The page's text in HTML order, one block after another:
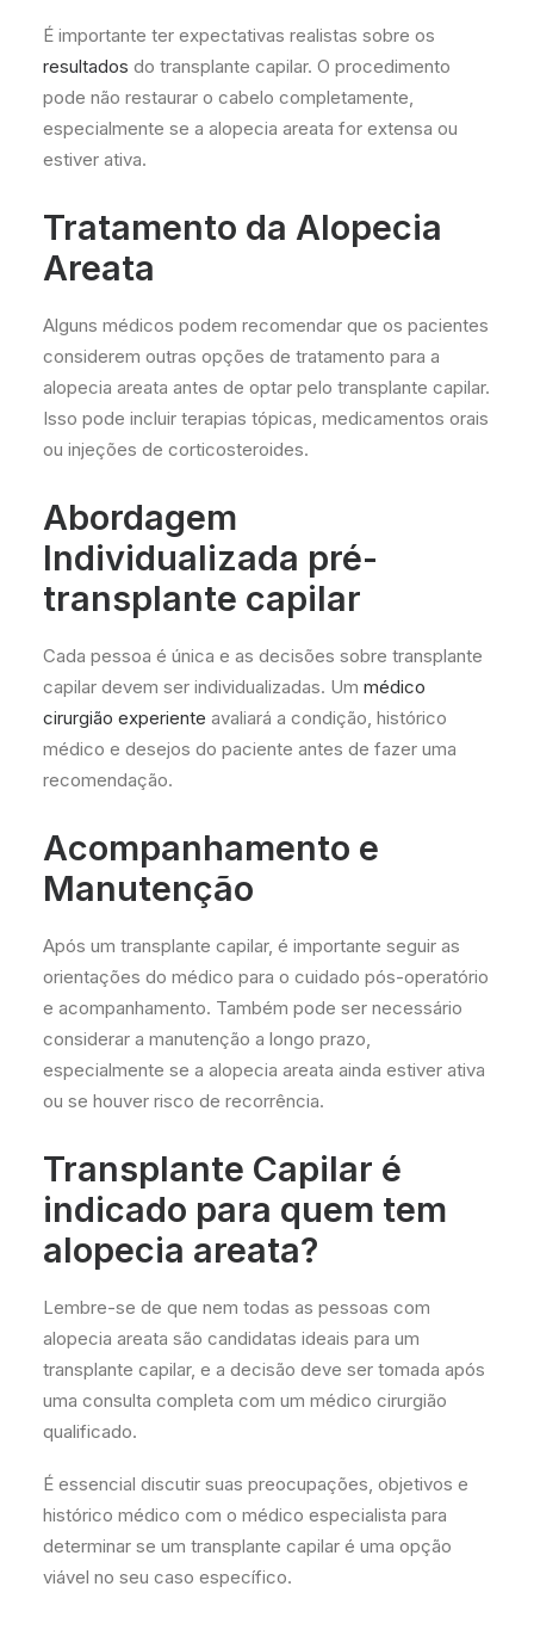
É importante ter expectativas realistas sobre os
resultados do transplante capilar. O procedimento
pode não restaurar o cabelo completamente,
especialmente se a alopecia areata for extensa ou
estiver ativa.
Tratamento da Alopecia
Areata
Alguns médicos podem recomendar que os pacientes
considerem outras opções de tratamento para a
alopecia areata antes de optar pelo transplante capilar.
Isso pode incluir terapias tópicas, medicamentos orais
ou injeções de corticosteroides.
Abordagem
Individualizada pré-
transplante capilar
Cada pessoa é única e as decisões sobre transplante
capilar devem ser individualizadas. Um médico
cirurgião experiente avaliará a condição, histórico
médico e desejos do paciente antes de fazer uma
recomendação.
Acompanhamento e
Manutenção
Após um transplante capilar, é importante seguir as
orientações do médico para o cuidado pós-operatório
e acompanhamento. Também pode ser necessário
considerar a manutenção a longo prazo,
especialmente se a alopecia areata ainda estiver ativa
ou se houver risco de recorrência.
Transplante Capilar é
indicado para quem tem
alopecia areata?
Lembre-se de que nem todas as pessoas com
alopecia areata são candidatas ideais para um
transplante capilar, e a decisão deve ser tomada após
uma consulta completa com um médico cirurgião
qualificado.
É essencial discutir suas preocupações, objetivos e
histórico médico com o médico especialista para
determinar se um transplante capilar é uma opção
viável no seu caso específico.